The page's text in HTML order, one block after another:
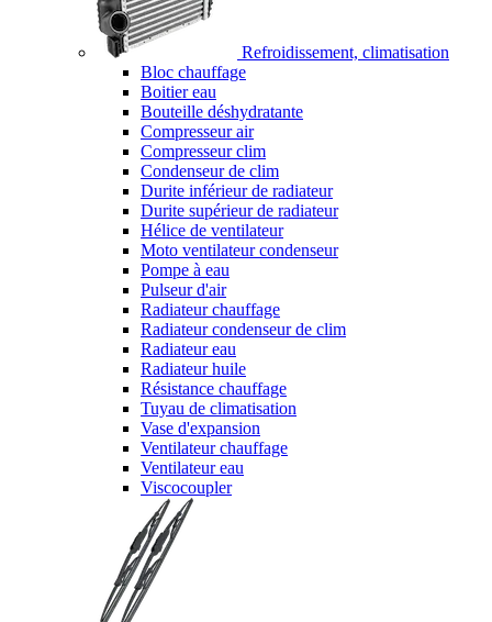
Refroidissement, climatisation
Bloc chauffage
Boitier eau
Bouteille déshydratante
Compresseur air
Compresseur clim
Condenseur de clim
Durite inférieur de radiateur
Durite supérieur de radiateur
Hélice de ventilateur
Moto ventilateur condenseur
Pompe à eau
Pulseur d'air
Radiateur chauffage
Radiateur condenseur de clim
Radiateur eau
Radiateur huile
Résistance chauffage
Tuyau de climatisation
Vase d'expansion
Ventilateur chauffage
Ventilateur eau
Viscocoupler